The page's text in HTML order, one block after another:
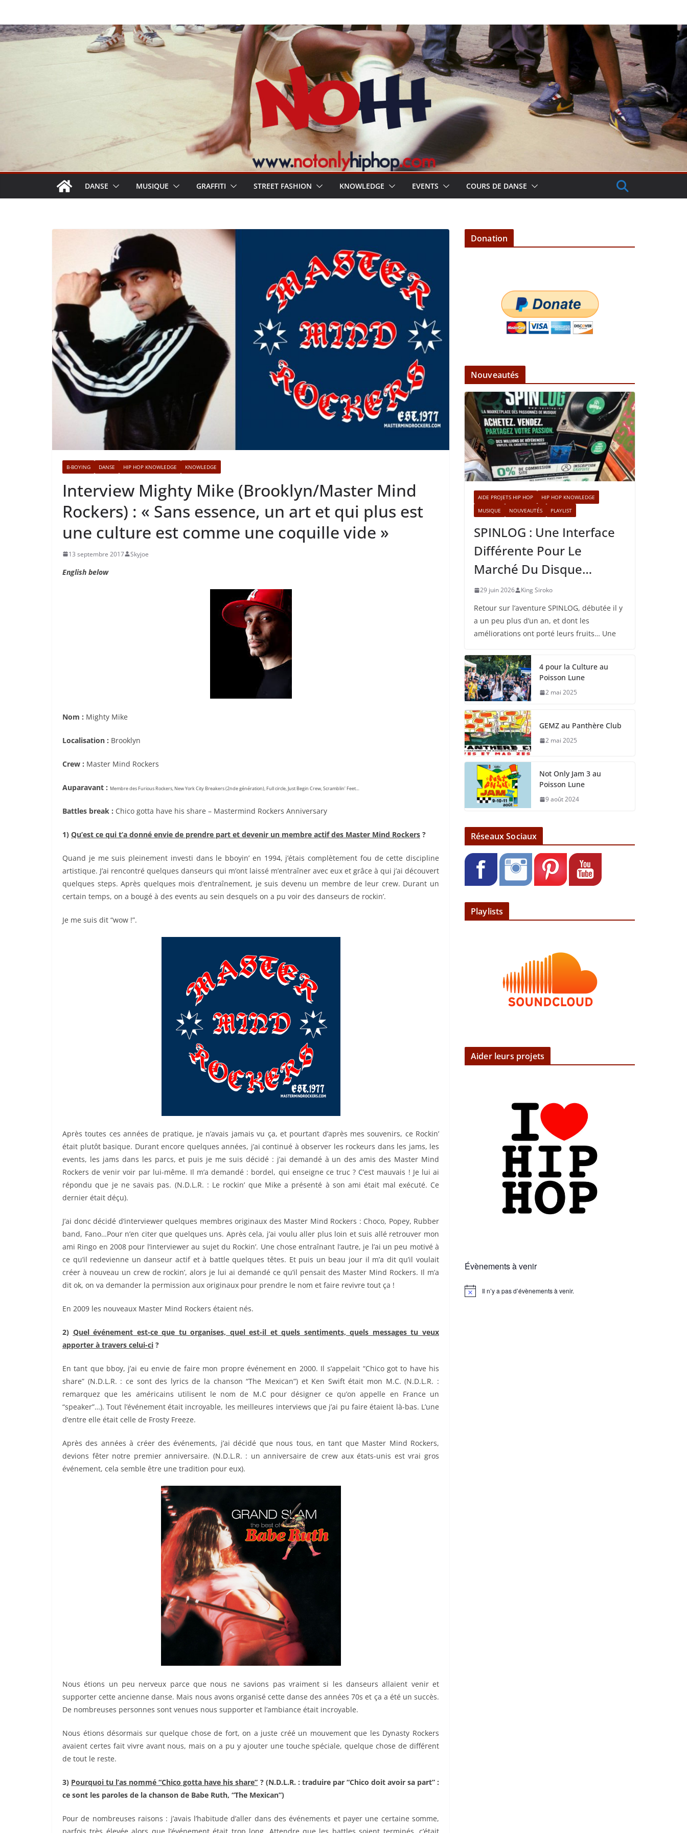
contenu
DANSE MUSIQUE GRAFFITI STREET FASHION KNOWLEDGE EVENTS COURS DE DANSE
B-BOYING DANSE HIP HOP KNOWLEDGE KNOWLEDGE
Interview Mighty Mike (Brooklyn/Master Mind
Rockers) : « Sans essence, un art et qui plus est
une culture est comme une coquille vide »
13 septembre 2017 Skyjoe
English below
Nom : Mighty Mike
Localisation : Brooklyn
Crew : Master Mind Rockers
Auparavant : Membre des Furious Rockers, New York City Breakers (2nde génération), Full circle, Just Begin Crew, Scramblin’ Feet…
Battles break : Chico gotta have his share – Mastermind Rockers Anniversary
1) Qu’est ce qui t’a donné envie de prendre part et devenir un membre actif des Master Mind Rockers ?
Quand je me suis pleinement investi dans le bboyin’ en 1994, j’étais complètement fou de cette discipline
artistique. J’ai rencontré quelques danseurs qui m’ont laissé m’entraîner avec eux et grâce à qui j’ai découvert
quelques steps. Après quelques mois d’entraînement, je suis devenu un membre de leur crew. Durant un
certain temps, on a bougé à des events au sein desquels on a pu voir des danseurs de rockin’.
Je me suis dit “wow !”.
Après toutes ces années de pratique, je n’avais jamais vu ça, et pourtant d’après mes souvenirs, ce Rockin’
était plutôt basique. Durant encore quelques années, j’ai continué à observer les rockeurs dans les jams, les
events, les jams dans les parcs, et puis je me suis décidé : j’ai demandé à un des amis des Master Mind
Rockers de venir voir par lui-même. Il m’a demandé : bordel, qui enseigne ce truc ? C’est mauvais ! Je lui ai
répondu que je ne savais pas. (N.D.L.R. : Le rockin’ que Mike a présenté à son ami était mal exécuté. Ce
dernier était déçu).
J’ai donc décidé d’interviewer quelques membres originaux des Master Mind Rockers : Choco, Popey, Rubber
band, Fano…Pour n’en citer que quelques uns. Après cela, j’ai voulu aller plus loin et suis allé retrouver mon
ami Ringo en 2008 pour l’interviewer au sujet du Rockin’. Une chose entraînant l’autre, je l’ai un peu motivé à
ce qu’il redevienne un danseur actif et à battle quelques têtes. Et puis un beau jour il m’a dit qu’il voulait
créer à nouveau un crew de rockin’, alors je lui ai demandé ce qu’il pensait des Master Mind Rockers. Il m’a
dit ok, on va demander la permission aux originaux pour prendre le nom et faire revivre tout ça !
En 2009 les nouveaux Master Mind Rockers étaient nés.
2) Quel événement est-ce que tu organises, quel est-il et quels sentiments, quels messages tu veux
apporter à travers celui-ci ?
En tant que bboy, j’ai eu envie de faire mon propre événement en 2000. Il s’appelait “Chico got to have his
share” (N.D.L.R. : ce sont des lyrics de la chanson “The Mexican”) et Ken Swift était mon M.C. (N.D.L.R. :
remarquez que les américains utilisent le nom de M.C pour désigner ce qu’on appelle en France un
“speaker”…). Tout l’événement était incroyable, les meilleures interviews que j’ai pu faire étaient là-bas. L’une
d’entre elle était celle de Frosty Freeze.
Après des années à créer des événements, j’ai décidé que nous tous, en tant que Master Mind Rockers,
devions fêter notre premier anniversaire. (N.D.L.R. : un anniversaire de crew aux états-unis est vrai gros
événement, cela semble être une tradition pour eux).
Nous étions un peu nerveux parce que nous ne savions pas vraiment si les danseurs allaient venir et
supporter cette ancienne danse. Mais nous avons organisé cette danse des années 70s et ça a été un succès.
De nombreuses personnes sont venues nous supporter et l’ambiance était incroyable.
Nous étions désormais sur quelque chose de fort, on a juste créé un mouvement que les Dynasty Rockers
avaient certes fait vivre avant nous, mais on a pu y ajouter une touche spéciale, quelque chose de différent
de tout le reste.
3) Pourquoi tu l’as nommé “Chico gotta have his share” ? (N.D.L.R. : traduire par “Chico doit avoir sa part” :
ce sont les paroles de la chanson de Babe Ruth, “The Mexican”)
Pour de nombreuses raisons : j’avais l’habitude d’aller dans des événements et payer une certaine somme,
Donation
Nouveautés
AIDE PROJETS HIP HOP
HIP HOP KNOWLEDGE
MUSIQUE
NOUVEAUTÉS PLAYLIST
SPINLOG : Une Interface
Différente Pour Le
Marché Du Disque…
29 juin 2026 King Siroko
Retour sur l’aventure SPINLOG, débutée il y
a un peu plus d’un an, et dont les
améliorations ont porté leurs fruits… Une
4 pour la Culture au
Poisson Lune
2 mai 2025
GEMZ au Panthère Club
2 mai 2025
Not Only Jam 3 au
Poisson Lune
9 août 2024
Réseaux Sociaux
Playlists
Aider leurs projets
Évènements à venir
N
Il n’y a pas d’évènements à venir.